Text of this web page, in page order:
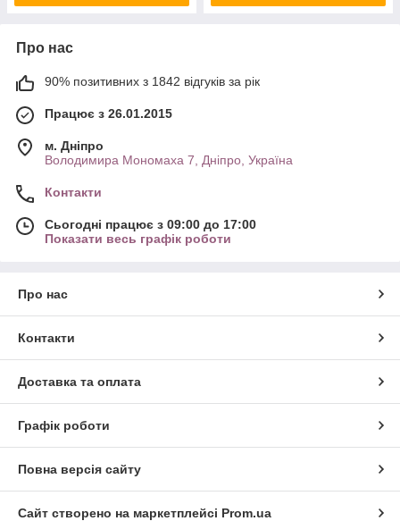
Про нас
90% позитивних з 1842 відгуків за рік
Працює з 26.01.2015
м. Дніпро
Володимира Мономаха 7, Дніпро, Україна
Контакти
Сьогодні працює з 09:00 до 17:00
Показати весь графік роботи
Про нас
Контакти
Доставка та оплата
Графік роботи
Повна версія сайту
Сайт створено на маркетплейсі Prom.ua